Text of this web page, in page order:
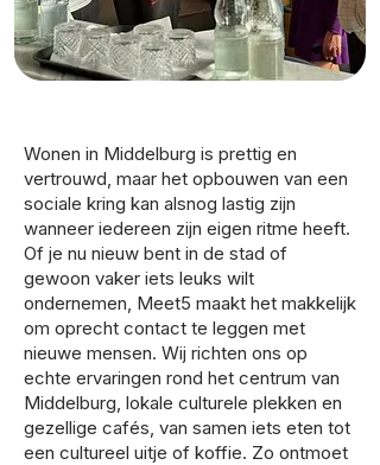
Wonen in Middelburg is prettig en
vertrouwd, maar het opbouwen van een
sociale kring kan alsnog lastig zijn
wanneer iedereen zijn eigen ritme heeft.
Of je nu nieuw bent in de stad of
gewoon vaker iets leuks wilt
ondernemen, Meet5 maakt het makkelijk
om oprecht contact te leggen met
nieuwe mensen. Wij richten ons op
echte ervaringen rond het centrum van
Middelburg, lokale culturele plekken en
gezellige cafés, van samen iets eten tot
een cultureel uitje of koffie. Zo ontmoet